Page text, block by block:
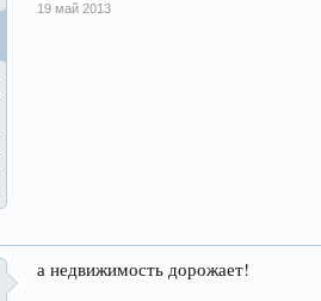
19 май 2013
а недвижимость дорожает!